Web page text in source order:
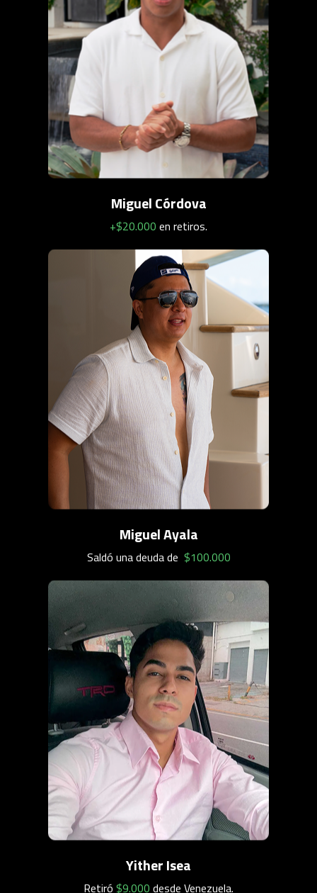
Miguel Córdova
+$20.000 en retiros.
Miguel Ayala
Saldó una deuda de $100.000
Yither Isea
Retiró $9.000 desde Venezuela.